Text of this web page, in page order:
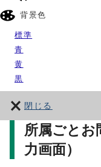
背景色
標準
青
黄
黒
閉じる
所属ごとお
力画面）